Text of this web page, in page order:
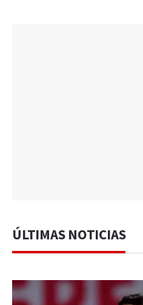
ÚLTIMAS NOTICIAS